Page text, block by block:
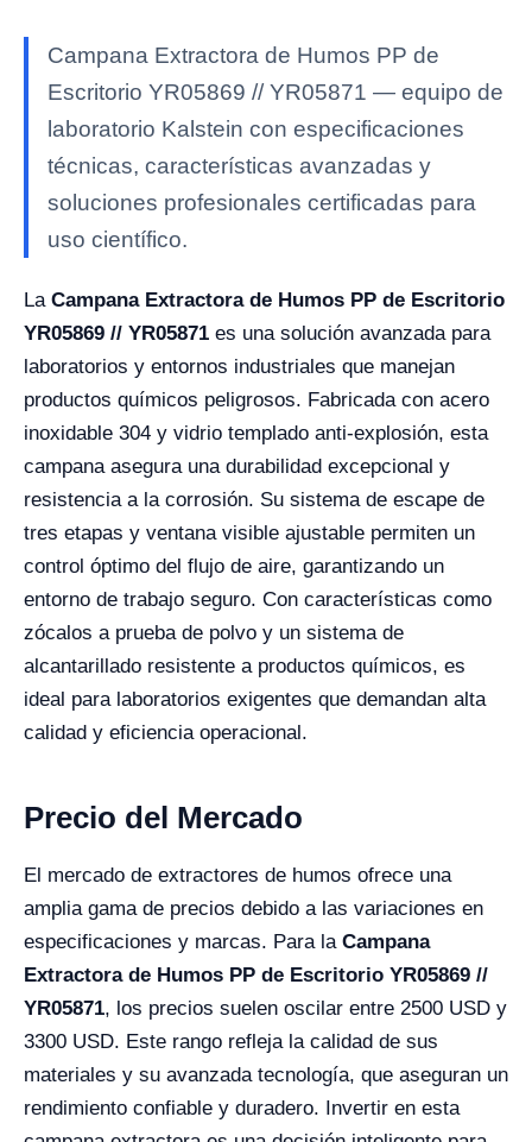
Campana Extractora de Humos PP de
Escritorio YR05869 // YR05871 — equipo de
laboratorio Kalstein con especificaciones
técnicas, características avanzadas y
soluciones profesionales certificadas para
uso científico.
La Campana Extractora de Humos PP de Escritorio
YR05869 // YR05871 es una solución avanzada para
laboratorios y entornos industriales que manejan
productos químicos peligrosos. Fabricada con acero
inoxidable 304 y vidrio templado anti-explosión, esta
campana asegura una durabilidad excepcional y
resistencia a la corrosión. Su sistema de escape de
tres etapas y ventana visible ajustable permiten un
control óptimo del flujo de aire, garantizando un
entorno de trabajo seguro. Con características como
zócalos a prueba de polvo y un sistema de
alcantarillado resistente a productos químicos, es
ideal para laboratorios exigentes que demandan alta
calidad y eficiencia operacional.
Precio del Mercado
El mercado de extractores de humos ofrece una
amplia gama de precios debido a las variaciones en
especificaciones y marcas. Para la Campana
Extractora de Humos PP de Escritorio YR05869 //
YR05871, los precios suelen oscilar entre 2500 USD y
3300 USD. Este rango refleja la calidad de sus
materiales y su avanzada tecnología, que aseguran un
rendimiento confiable y duradero. Invertir en esta